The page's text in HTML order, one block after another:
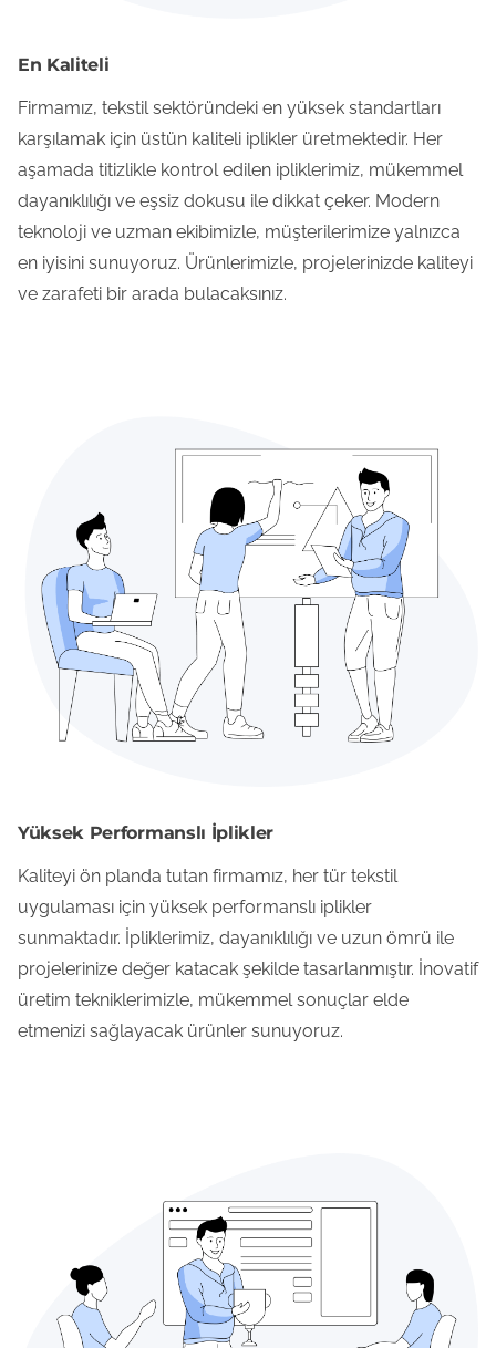
En Kaliteli
Firmamız, tekstil sektöründeki en yüksek standartları
karşılamak için üstün kaliteli iplikler üretmektedir. Her
aşamada titizlikle kontrol edilen ipliklerimiz, mükemmel
dayanıklılığı ve eşsiz dokusu ile dikkat çeker. Modern
teknoloji ve uzman ekibimizle, müşterilerimize yalnızca
en iyisini sunuyoruz. Ürünlerimizle, projelerinizde kaliteyi
ve zarafeti bir arada bulacaksınız.
Yüksek Performanslı İplikler
Kaliteyi ön planda tutan firmamız, her tür tekstil
uygulaması için yüksek performanslı iplikler
sunmaktadır. İpliklerimiz, dayanıklılığı ve uzun ömrü ile
projelerinize değer katacak şekilde tasarlanmıştır. İnovatif
üretim tekniklerimizle, mükemmel sonuçlar elde
etmenizi sağlayacak ürünler sunuyoruz.